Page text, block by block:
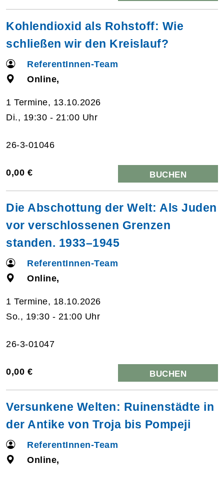
Kohlendioxid als Rohstoff: Wie
schließen wir den Kreislauf?
ReferentInnen-Team
Online,
1 Termine, 13.10.2026
Di., 19:30 - 21:00 Uhr
26-3-01046
0,00 € BUCHEN
Die Abschottung der Welt: Als Juden
vor verschlossenen Grenzen
standen. 1933–1945
ReferentInnen-Team
Online,
1 Termine, 18.10.2026
So., 19:30 - 21:00 Uhr
26-3-01047
0,00 € BUCHEN
Versunkene Welten: Ruinenstädte in
der Antike von Troja bis Pompeji
ReferentInnen-Team
Online,